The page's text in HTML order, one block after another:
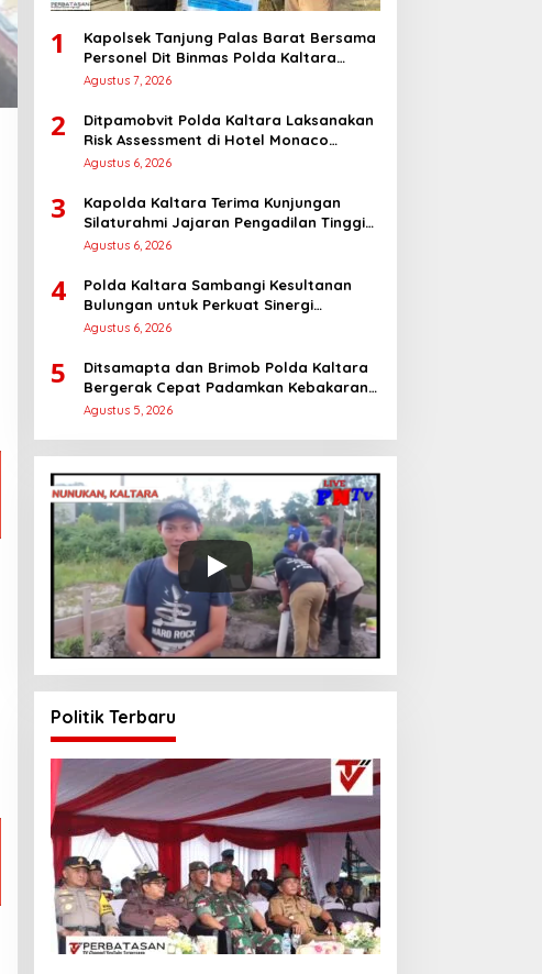
1
Kapolsek Tanjung Palas Barat Bersama
Personel Dit Binmas Polda Kaltara
Salurkan Beras SPHP Kepada
Agustus 7, 2026
2
Ditpamobvit Polda Kaltara Laksanakan
Risk Assessment di Hotel Monaco
Tarakan
Agustus 6, 2026
3
Kapolda Kaltara Terima Kunjungan
Silaturahmi Jajaran Pengadilan Tinggi
Kaltara
Agustus 6, 2026
4
Polda Kaltara Sambangi Kesultanan
Bulungan untuk Perkuat Sinergi
Kamtibmas
Agustus 6, 2026
5
Ditsamapta dan Brimob Polda Kaltara
Bergerak Cepat Padamkan Kebakaran
Lahan Gambut 2 Hektar di Bulungan
Agustus 5, 2026
Politik Terbaru